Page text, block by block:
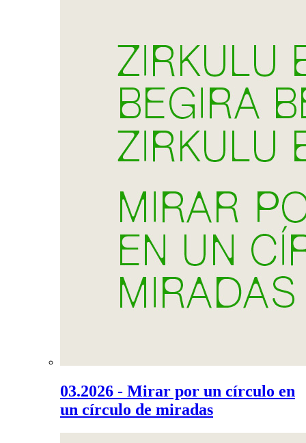
03.2026 - Mirar por un círculo en
un círculo de miradas